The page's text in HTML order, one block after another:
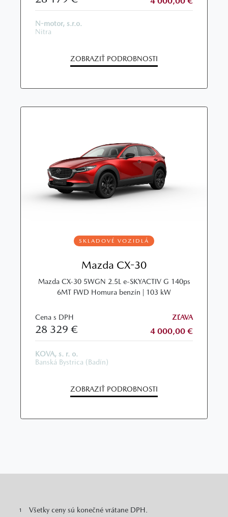
N-motor, s.r.o.
Nitra
ZOBRAZIŤ PODROBNOSTI
SKLADOVÉ VOZIDLÁ
Mazda CX-30
Mazda CX‑30 5WGN 2.5L e‑SKYACTIV G 140ps
6MT FWD Homura benzín | 103 kW
Cena s DPH
28 329 €
ZĽAVA
4 000,00 €
KOVA, s. r. o.
Banská Bystrica (Badín)
ZOBRAZIŤ PODROBNOSTI
1 Všetky ceny sú konečné vrátane DPH.